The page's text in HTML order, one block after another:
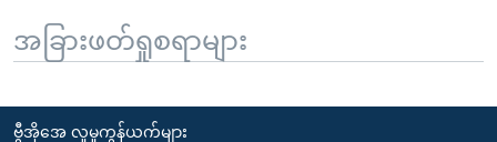
အခြားဖတ်ရှုစရာများ
ဗွီအိုအေ လူမှုကွန်ယက်များ